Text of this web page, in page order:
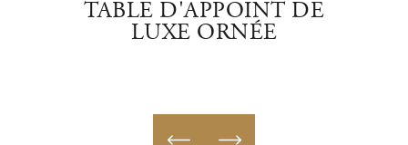
TABLE D'APPOINT DE
LUXE ORNÉE